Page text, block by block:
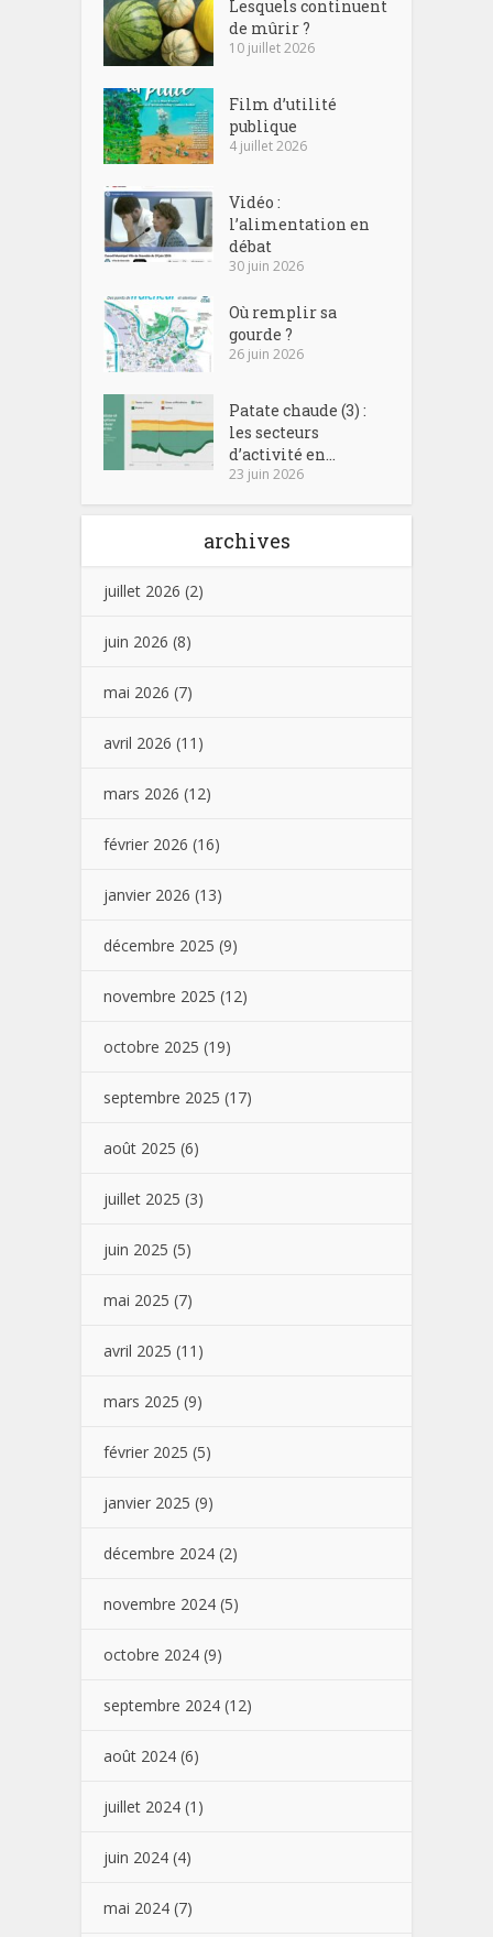
Lesquels continuent
de mûrir ?
10 juillet 2026
Film d’utilité
publique
4 juillet 2026
Vidéo :
l’alimentation en
débat
30 juin 2026
Où remplir sa
gourde ?
26 juin 2026
Patate chaude (3) :
les secteurs
d’activité en...
23 juin 2026
archives
juillet 2026 (2)
juin 2026 (8)
mai 2026 (7)
avril 2026 (11)
mars 2026 (12)
février 2026 (16)
janvier 2026 (13)
décembre 2025 (9)
novembre 2025 (12)
octobre 2025 (19)
septembre 2025 (17)
août 2025 (6)
juillet 2025 (3)
juin 2025 (5)
mai 2025 (7)
avril 2025 (11)
mars 2025 (9)
février 2025 (5)
janvier 2025 (9)
décembre 2024 (2)
novembre 2024 (5)
octobre 2024 (9)
septembre 2024 (12)
août 2024 (6)
juillet 2024 (1)
juin 2024 (4)
mai 2024 (7)